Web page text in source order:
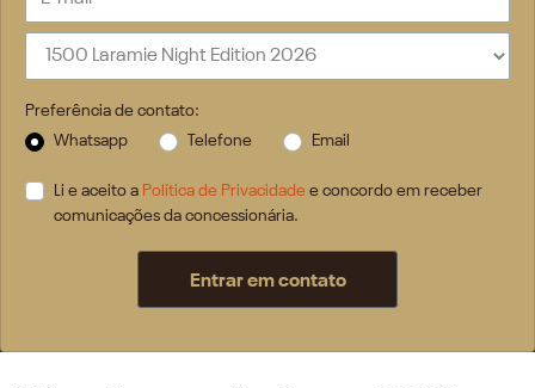
Preferência de contato:
Whatsapp
Telefone Email
Li e aceito a Política de Privacidade e concordo em receber
comunicações da concessionária.
Entrar em contato